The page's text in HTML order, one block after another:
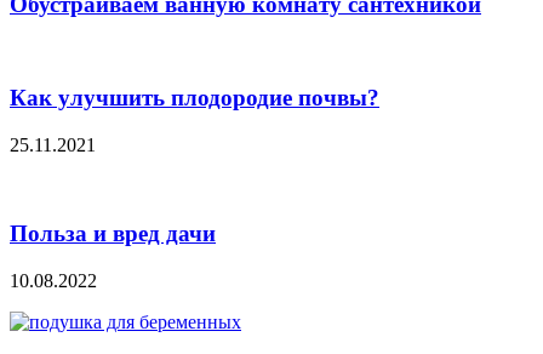
Как улучшить плодородие почвы?
25.11.2021
Польза и вред дачи
10.08.2022